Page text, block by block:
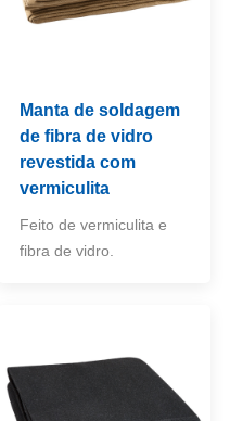
Manta de soldagem
de fibra de vidro
revestida com
vermiculita
Feito de vermiculita e
fibra de vidro.